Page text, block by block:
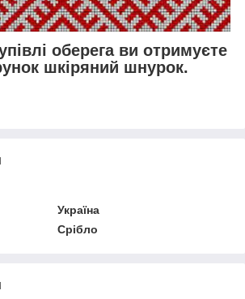
оберега ви отримуєте
шкіряний шнурок.
Україна
Срібло